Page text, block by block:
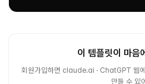
이 템플릿이 마음
회원가입하면 claude.ai · ChatGPT 웹
만들 수 있